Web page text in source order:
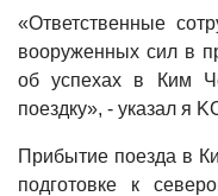
«Ответственные
вооруженных сил в
об успехах в Ким
поездку», - указал я
Прибытие поезда в
подготовке к